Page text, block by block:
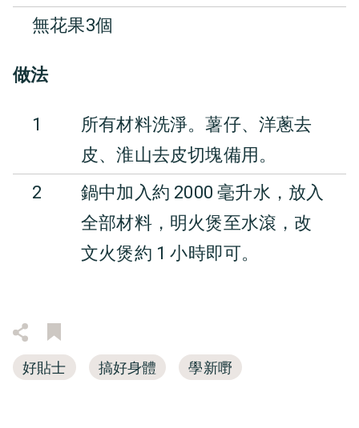
無花果3個
做法
1
所有材料洗淨。薯仔、洋蔥去
皮、淮山去皮切塊備用。
2
鍋中加入約 2000 毫升水，放入
全部材料，明火煲至水滾，改
文火煲約 1 小時即可。
好貼士 搞好身體 學新嘢